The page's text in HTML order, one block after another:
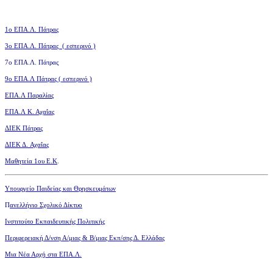
1ο ΕΠΑ.Λ. Πάτρας
3ο ΕΠΑ.Λ. Πάτρας ( εσπερινό )
7ο ΕΠΑ.Λ. Πάτρας
9ο ΕΠΑ.Λ Πάτρας ( εσπερινό )
ΕΠΑ.Λ Παραλίας
ΕΠΑ.Λ Κ. Αχαΐας
ΔΙΕΚ Πάτρας
ΔΙΕΚ Δ. Αχαΐας
Μαθητεία 1ου Ε.Κ.
Υπουργείο Παιδείας και Θρησκευμάτων
Πανελλήνιο Σχολικό Δίκτυο
Ινστιτούτο Εκπαιδευτικής Πολιτικής
Περιφερειακή Δ/νση Α/μιας & Β/μιας Εκπ/σης Δ. Ελλάδας
Μια Νέα Αρχή στα ΕΠΑ.Λ.